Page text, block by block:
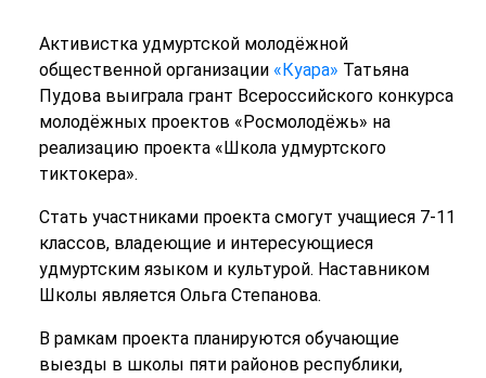
Активистка удмуртской молодёжной
общественной организации «Куара» Татьяна
Пудова выиграла грант Всероссийского конкурса
молодёжных проектов «Росмолодёжь» на
реализацию проекта «Школа удмуртского
тиктокера».
Стать участниками проекта смогут учащиеся 7-11
классов, владеющие и интересующиеся
удмуртским языком и культурой. Наставником
Школы является Ольга Степанова.
В рамкам проекта планируются обучающие
выезды в школы пяти районов республики,